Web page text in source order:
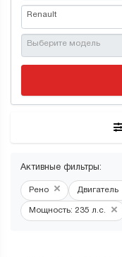
Renault
Выберите модель
Активные фильтры:
Рено × Двигатель
Мощность: 235 л.с. ×